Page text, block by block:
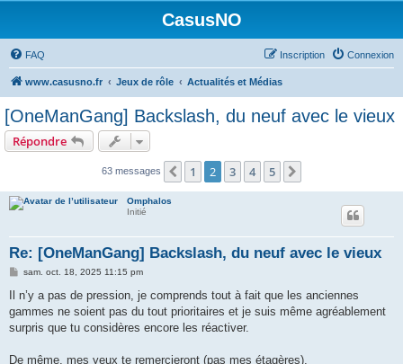
CasusNO
FAQ Connexion
Inscription
www.casusno.fr Jeux de rôle Actualités et Médias
[OneManGang] Backslash, du neuf avec le vieux
Répondre
63 messages Précédent
1 2 3 4 5
Omphalos
Initié
Re: [OneManGang] Backslash, du neuf avec le vieux
M
s
a
g
sam. oct. 18, 2025 11:15 pm
Il n’y a pas de pression, je comprends tout à fait que les anciennes
gammes ne soient pas du tout prioritaires et je suis même agréablement
surpris que tu considères encore les réactiver.
De même, mes yeux te remercieront (pas mes étagères).